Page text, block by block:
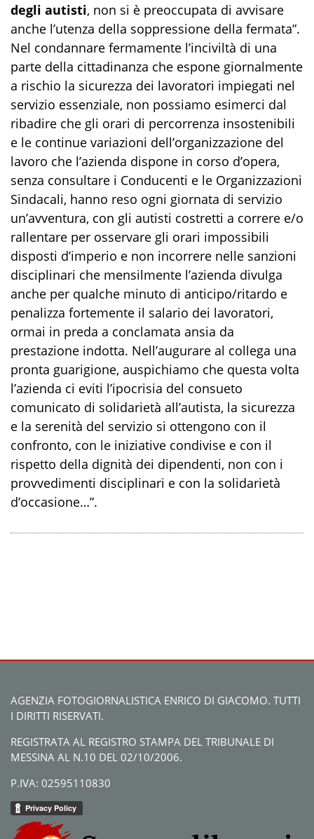
degli autisti, non si è preoccupata di avvisare
anche l’utenza della soppressione della fermata”.
Nel condannare fermamente l’inciviltà di una
parte della cittadinanza che espone giornalmente
a rischio la sicurezza dei lavoratori impiegati nel
servizio essenziale, non possiamo esimerci dal
ribadire che gli orari di percorrenza insostenibili
e le continue variazioni dell’organizzazione del
lavoro che l’azienda dispone in corso d’opera,
senza consultare i Conducenti e le Organizzazioni
Sindacali, hanno reso ogni giornata di servizio
un’avventura, con gli autisti costretti a correre e/o
rallentare per osservare gli orari impossibili
disposti d’imperio e non incorrere nelle sanzioni
disciplinari che mensilmente l’azienda divulga
anche per qualche minuto di anticipo/ritardo e
penalizza fortemente il salario dei lavoratori,
ormai in preda a conclamata ansia da
prestazione indotta. Nell’augurare al collega una
pronta guarigione, auspichiamo che questa volta
l’azienda ci eviti l’ipocrisia del consueto
comunicato di solidarietà all’autista, la sicurezza
e la serenità del servizio si ottengono con il
confronto, con le iniziative condivise e con il
rispetto della dignità dei dipendenti, non con i
provvedimenti disciplinari e con la solidarietà
d’occasione…”.
AGENZIA FOTOGIORNALISTICA ENRICO DI GIACOMO. TUTTI
I DIRITTI RISERVATI.
REGISTRATA AL REGISTRO STAMPA DEL TRIBUNALE DI
MESSINA AL N.10 DEL 02/10/2006.
P.IVA: 02595110830